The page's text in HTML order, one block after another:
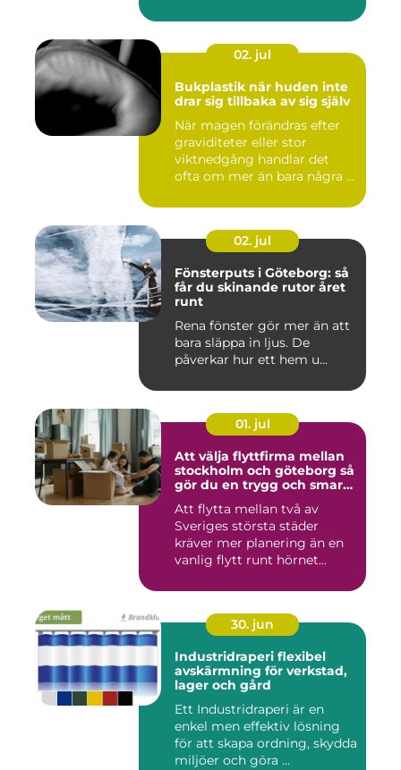
02. jul
Bukplastik när huden inte
drar sig tillbaka av sig själv
När magen förändras efter
graviditeter eller stor
viktnedgång handlar det
ofta om mer än bara några ...
02. jul
Fönsterputs i Göteborg: så
får du skinande rutor året
runt
Rena fönster gör mer än att
bara släppa in ljus. De
påverkar hur ett hem u...
01. jul
Att välja flyttfirma mellan
stockholm och göteborg så
gör du en trygg och smart
Att flytta mellan två av
Sveriges största städer
kräver mer planering än en
vanlig flytt runt hörnet...
30. jun
Industridraperi flexibel
avskärmning för verkstad,
lager och gård
Ett Industridraperi är en
enkel men effektiv lösning
för att skapa ordning, skydda
miljöer och göra ...